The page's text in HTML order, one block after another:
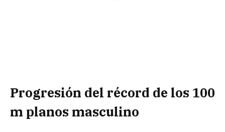
Progresión del récord de los 100
m planos masculino